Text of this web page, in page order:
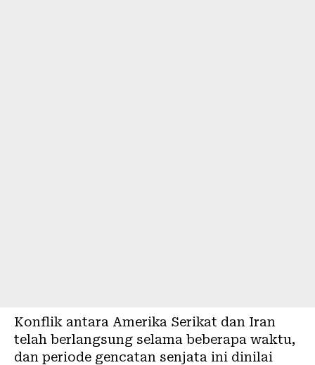
Konflik antara Amerika Serikat dan Iran
telah berlangsung selama beberapa waktu,
dan periode gencatan senjata ini dinilai